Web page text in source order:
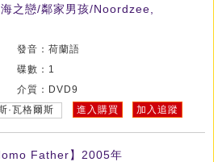
之戀/鄰家男孩/Noordzee,
發音：荷蘭語
碟數：1
介質：DVD9
·瓦格爾斯
進入購買 加入追蹤
Father】2005年